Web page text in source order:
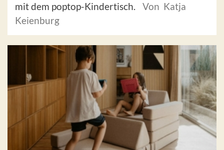
mit dem poptop-Kindertisch.
Von Katja
Keienburg